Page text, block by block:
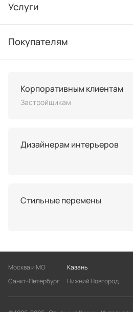
Услуги
Покупателям
Корпоративным клиентам
Застройщикам
Дизайнерам интерьеров
Стильные перемены
Москва и МО
Санкт-Петербург
Казань
Нижний Новгород